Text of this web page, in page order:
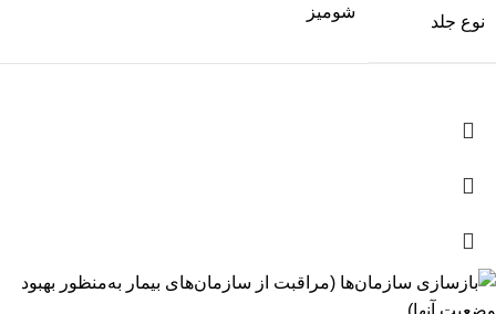
نوع جلد
شومیز